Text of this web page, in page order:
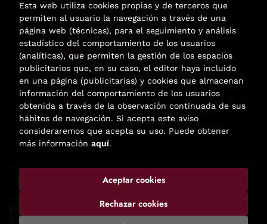
Esta actividad ha recibido una ayuda
para la modernización de las librerías de
la Comunidad de Madrid
correspondiente al año 2025.
. Todos los Derechos Reservados |
Esta web utiliza cookies propias y de terceros que
permiten al usuario la navegación a través de una
página web (técnicas), para el seguimiento y análisis
estadístico del comportamiento de los usuarios
(analíticas), que permiten la gestión de los espacios
publicitarios que, en su caso, el editor haya incluido
en una página (publicitarias) y cookies que almacenan
información del comportamiento de los usuarios
obtenida a través de la observación continuada de sus
hábitos de navegación. Si acepta este aviso
consideraremos que acepta su uso. Puede obtener
más información aquí.
Rechazar cookies
Aceptar cookies